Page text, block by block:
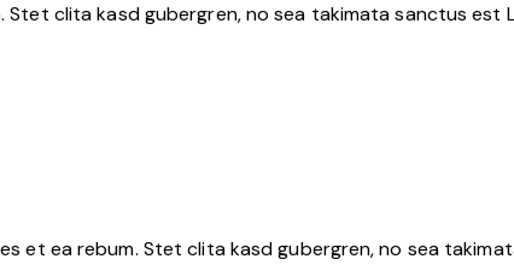
clita kasd gubergren, no sea takimata sanctus est
et ea rebum. Stet clita kasd gubergren, no sea